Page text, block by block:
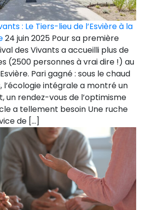
: Le Tiers-lieu de l’Esvière à la
24 juin 2025 Pour sa première
des Vivants a accueilli plus de
(2500 personnes à vrai dire !) au
Pari gagné : sous le chaud
l’écologie intégrale a montré un
un rendez-vous de l’optimisme
a tellement besoin Une ruche
de […]